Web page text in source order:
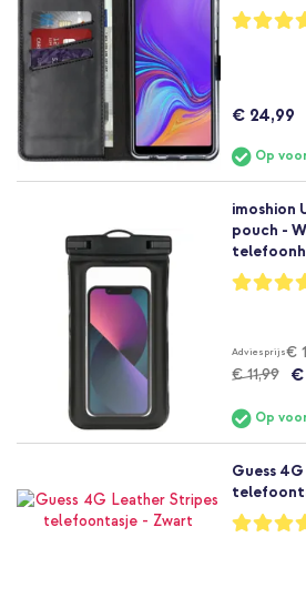
96%
€ 24,99
Op
imoshion
pouch -
92%
Adviesprijs€
€ 11,99
€
Op
Guess
100%